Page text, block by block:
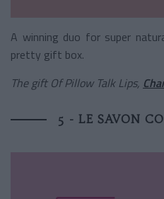
A winning duo for super
pretty gift box.
The gift Of Pillow Talk Lips,
5 - LE SAVON